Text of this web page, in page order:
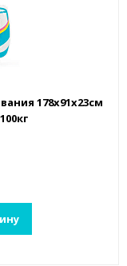
178х91х23см